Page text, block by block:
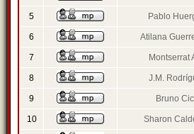
5 Pablo
6 Atilana
7 Montserrat
8 J.M.
9 Bruno
10 Sharon